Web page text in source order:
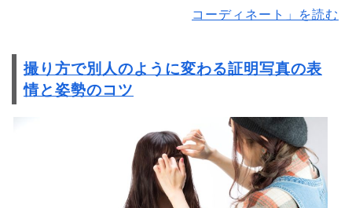
コーディネート」を読む
撮り方で別人のように変わる証明写真の表
情と姿勢のコツ